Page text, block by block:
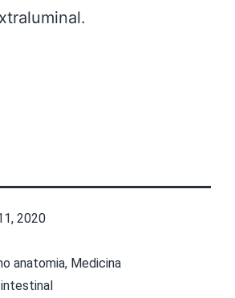
2020
anatomia, Medicina
intestinal